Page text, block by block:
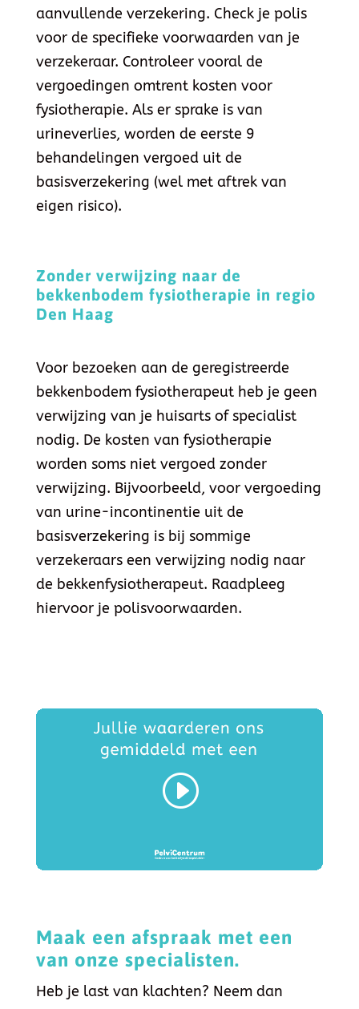
aanvullende verzekering. Check je polis
voor de specifieke voorwaarden van je
verzekeraar. Controleer vooral de
vergoedingen omtrent kosten voor
fysiotherapie. Als er sprake is van
urineverlies, worden de eerste 9
behandelingen vergoed uit de
basisverzekering (wel met aftrek van
eigen risico).
Zonder verwijzing naar de
bekkenbodem fysiotherapie in regio
Den Haag
Voor bezoeken aan de geregistreerde
bekkenbodem fysiotherapeut heb je geen
verwijzing van je huisarts of specialist
nodig. De kosten van fysiotherapie
worden soms niet vergoed zonder
verwijzing. Bijvoorbeeld, voor vergoeding
van urine-incontinentie uit de
basisverzekering is bij sommige
verzekeraars een verwijzing nodig naar
de bekkenfysiotherapeut. Raadpleeg
hiervoor je polisvoorwaarden.
Maak een afspraak met een
van onze specialisten.
Heb je last van klachten? Neem dan